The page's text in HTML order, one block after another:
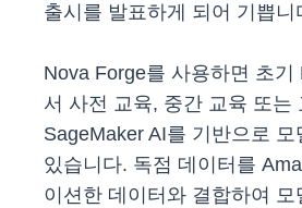
출시를 발표하게 되어 기쁩니
Nova Forge를 사용하면 초기
서 사전 교육, 중간 교육 또는
SageMaker AI를 기반으로
있습니다. 독점 데이터를
이션한 데이터와 결합하여